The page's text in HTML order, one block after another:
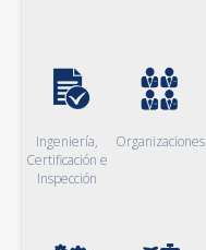
Ingeniería,
Certificación e
Inspección
Organizaciones